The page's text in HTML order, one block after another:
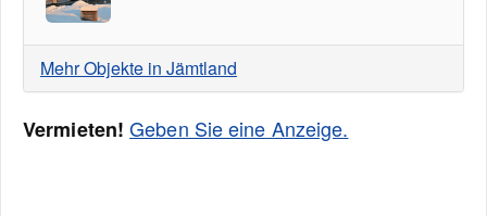
Mehr Objekte in Jämtland
Vermieten! Geben Sie eine Anzeige.